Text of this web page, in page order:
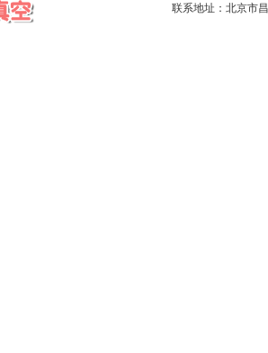
联系地址：北京市